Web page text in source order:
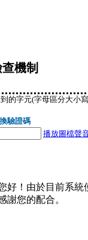
機制
的字元(字母區分大小
驗證碼
播放圖檔聲
好！由於目前系
謝您的配合。